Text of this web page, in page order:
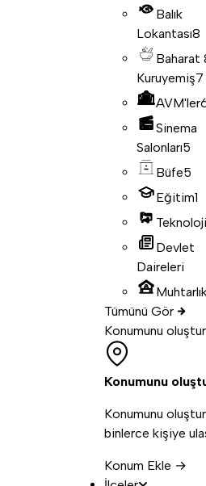
Balık
Lokantası8
Baharat
Kuruyemiş7
AVM'ler
Sinema
Salonları5
Büfe5
Eğitim1
Teknoloji
Devlet
Daireleri
Tümünü Gör
Konumunu oluştur
Konumunu
Konumunu
binlerce kişiye
Konum Ekle →